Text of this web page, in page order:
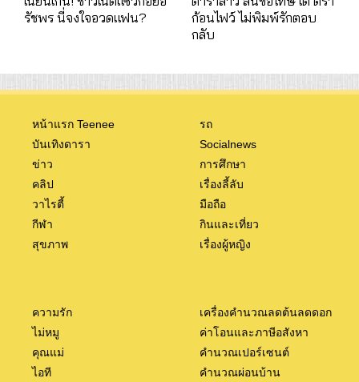
รัชพร นี่จงใจอวดแฟน?
ก้อนไฟว์ ไม่พิมพ์รักตอบ
กลับ
หน้าแรก Teenee
บันเทิงดารา
ข่าว
คลิป
วาไรตี้
กีฬา
สุขภาพ
รถ
Socialnews
การศึกษา
เรื่องลี้ลับ
มือถือ
กินและเที่ยว
เรื่องผู้หญิง
ความรัก
ไม่หมู
คุณแม่
ไอที
เครื่องคำนวณลดต้นลดดอก
ค่าโอนและภาษีอสังหา
คำนวณเปอร์เซนต์
คำนวณผ่อนบ้าน